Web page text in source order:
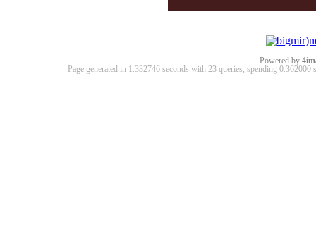
Powered by
Page generated in 1.332746 seconds with 23 queries, spending